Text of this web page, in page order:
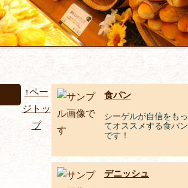
食パン
シーゲルが自信をもっ
てオススメする食パン
です！
デニッシュ
↑ペー
ジトッ
プ